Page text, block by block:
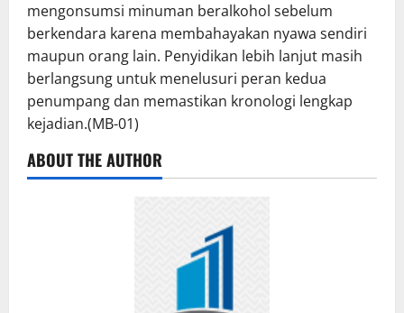
mengonsumsi minuman beralkohol sebelum
berkendara karena membahayakan nyawa sendiri
maupun orang lain. Penyidikan lebih lanjut masih
berlangsung untuk menelusuri peran kedua
penumpang dan memastikan kronologi lengkap
kejadian.(MB-01)
ABOUT THE AUTHOR